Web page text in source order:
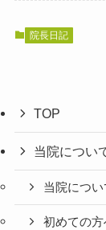
院長日記
TOP
当院につい
当院につい
初めての方